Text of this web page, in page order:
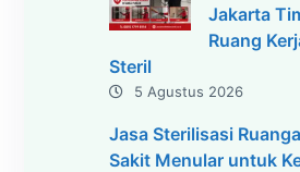
Jakarta
Ruang
Steril
5 Agustus 2026
Jasa Sterilisasi
Sakit Menular untuk